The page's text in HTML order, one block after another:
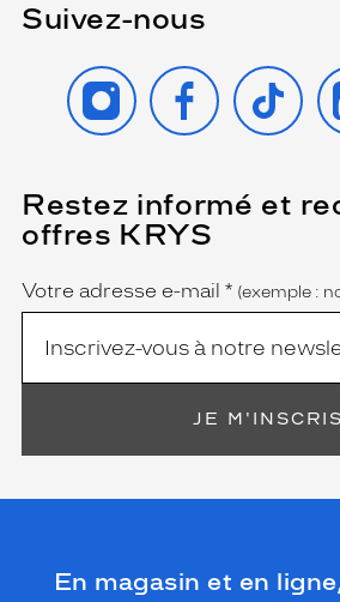
Suivez-nous
INSTAGRAMFACEBOOK
TIKTOK
Restez informé et
offres KRYS
Name
Votre adresse e-mail *
(Ce
champ
est
obligatoire)
(exemple :
JE M'INSCRIS
En magasin et en